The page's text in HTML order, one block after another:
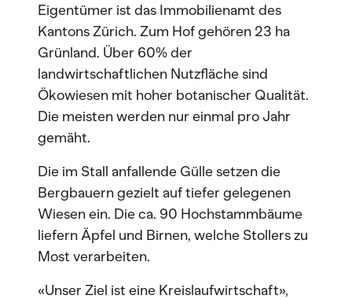
Eigentümer ist das Immobilienamt des
Kantons Zürich. Zum Hof gehören 23 ha
Grünland. Über 60% der
landwirtschaftlichen Nutzfläche sind
Ökowiesen mit hoher botanischer Qualität.
Die meisten werden nur einmal pro Jahr
gemäht.
Die im Stall anfallende Gülle setzen die
Bergbauern gezielt auf tiefer gelegenen
Wiesen ein. Die ca. 90 Hochstammbäume
liefern Äpfel und Birnen, welche Stollers zu
Most verarbeiten.
«Unser Ziel ist eine Kreislaufwirtschaft»,